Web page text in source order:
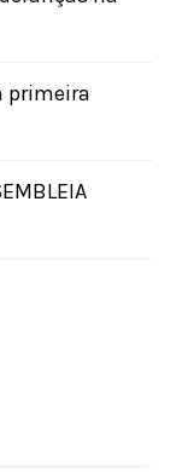
primeira